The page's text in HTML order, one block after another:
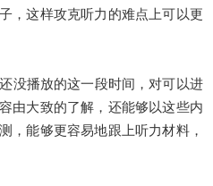
，这样攻克听力的难点上可以更
播放的这一段时间，对可以进
由大致的了解，还能够以这些内
，能够更容易地跟上听力材料，